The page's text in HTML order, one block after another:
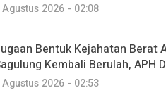
Agustus 2026 - 02:08
Bentuk Kejahatan Berat
Kembali Berulah, APH
Agustus 2026 - 02:53